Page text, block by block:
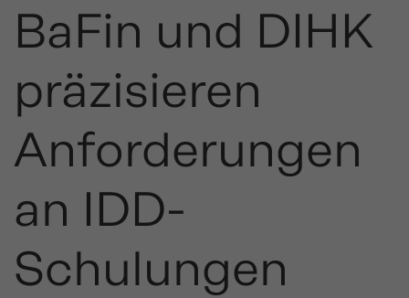
BaFin und DIHK
präzisieren
Anforderungen
an IDD-
Schulungen